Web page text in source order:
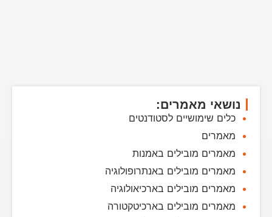
נושאי מאמרים:
כלים שימושיים לסטודנטים
מאמרים
מאמרים מובילים באמנות
מאמרים מובילים באנתרופולוגיה
מאמרים מובילים בארכיאולוגיה
מאמרים מובילים בארכיטקטורה